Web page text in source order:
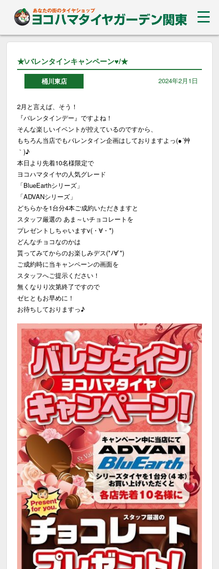
★\バレンタインキャンペーン♥/★
桶川東店 2024年2月1日
2月と言えば、そう！
『バレンタインデー』ですよね！
そんな楽しいイベントが控えているのですから、
もちろん当店でもバレンタイン企画はしておりますよっ(●´艸
｀)♪
本日より先着10名様限定で
ヨコハマタイヤの人気グレード
「BlueEarthシリーズ」
「ADVANシリーズ」
どちらかを1台分4本ご成約いただきますと
スタッフ厳選の あま～いチョコレートを
プレゼントしちゃいますv(・∀・*)
どんなチョコなのかは
貰ってみてからのお楽しみデス(*ﾉ∀`*)
ご成約時に当キャンペーンの画面を
スタッフへご提示ください！
無くなりり次第終了ですので
ゼヒともお早めに！
お待ちしておりますっ♪